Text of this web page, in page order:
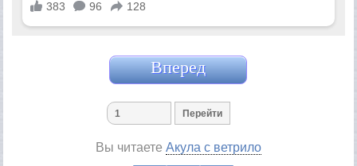
Вперед
Вы читаете Акула с ветрило